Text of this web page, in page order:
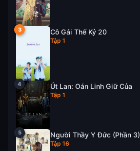
Cô Gái Thế Kỷ 20
Tập 1
Út Lan: Oán Linh Giữ Của
Tập 1
Người Thầy Y Đức (Phần 3)
Tập 16